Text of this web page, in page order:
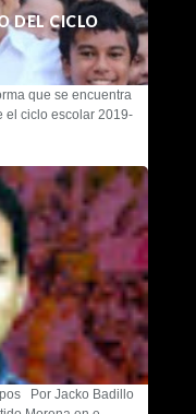
DEL CICLO
que se encuentra
el ciclo escolar 2019-
Por Jacko Badillo